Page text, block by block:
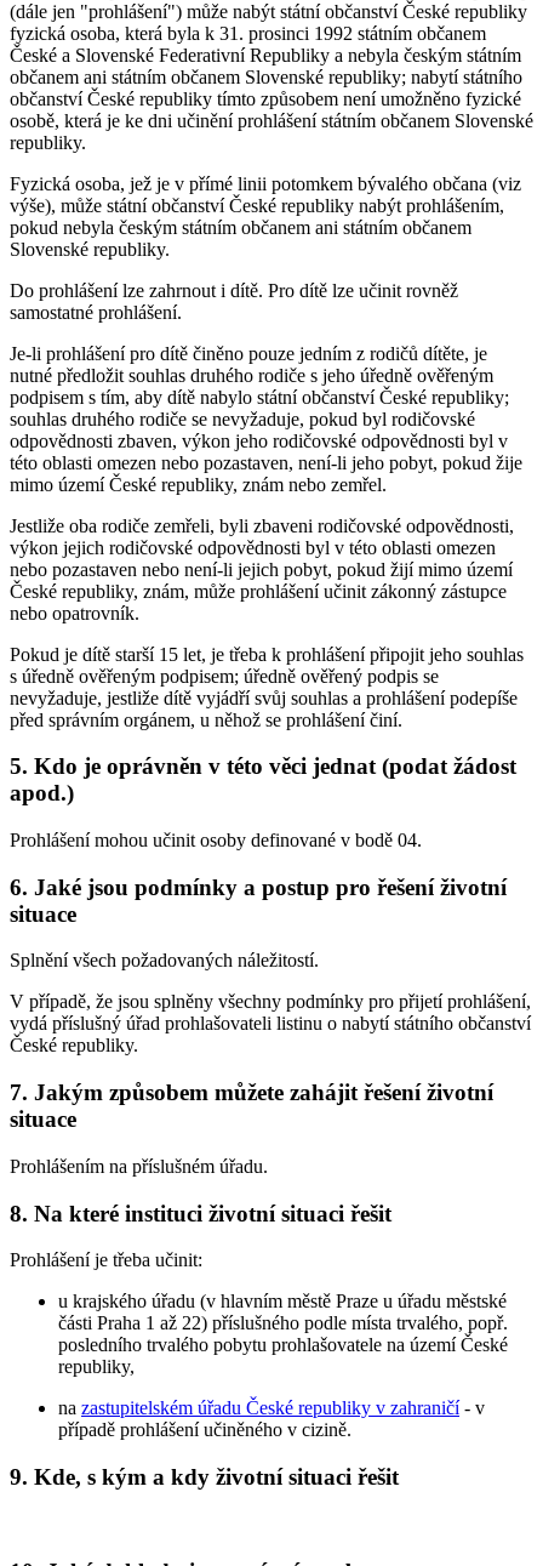
(dále jen "prohlášení") může nabýt státní občanství České republiky
fyzická osoba, která byla k 31. prosinci 1992 státním občanem
České a Slovenské Federativní Republiky a nebyla českým státním
občanem ani státním občanem Slovenské republiky; nabytí státního
občanství České republiky tímto způsobem není umožněno fyzické
osobě, která je ke dni učinění prohlášení státním občanem Slovenské
republiky.
Fyzická osoba, jež je v přímé linii potomkem bývalého občana (viz
výše), může státní občanství České republiky nabýt prohlášením,
pokud nebyla českým státním občanem ani státním občanem
Slovenské republiky.
Do prohlášení lze zahrnout i dítě. Pro dítě lze učinit rovněž
samostatné prohlášení.
Je-li prohlášení pro dítě činěno pouze jedním z rodičů dítěte, je
nutné předložit souhlas druhého rodiče s jeho úředně ověřeným
podpisem s tím, aby dítě nabylo státní občanství České republiky;
souhlas druhého rodiče se nevyžaduje, pokud byl rodičovské
odpovědnosti zbaven, výkon jeho rodičovské odpovědnosti byl v
této oblasti omezen nebo pozastaven, není-li jeho pobyt, pokud žije
mimo území České republiky, znám nebo zemřel.
Jestliže oba rodiče zemřeli, byli zbaveni rodičovské odpovědnosti,
výkon jejich rodičovské odpovědnosti byl v této oblasti omezen
nebo pozastaven nebo není-li jejich pobyt, pokud žijí mimo území
České republiky, znám, může prohlášení učinit zákonný zástupce
nebo opatrovník.
Pokud je dítě starší 15 let, je třeba k prohlášení připojit jeho souhlas
s úředně ověřeným podpisem; úředně ověřený podpis se
nevyžaduje, jestliže dítě vyjádří svůj souhlas a prohlášení podepíše
před správním orgánem, u něhož se prohlášení činí.
5. Kdo je oprávněn v této věci jednat (podat žádost
apod.)
Prohlášení mohou učinit osoby definované v bodě 04.
6. Jaké jsou podmínky a postup pro řešení životní
situace
Splnění všech požadovaných náležitostí.
V případě, že jsou splněny všechny podmínky pro přijetí prohlášení,
vydá příslušný úřad prohlašovateli listinu o nabytí státního občanství
České republiky.
7. Jakým způsobem můžete zahájit řešení životní
situace
Prohlášením na příslušném úřadu.
8. Na které instituci životní situaci řešit
Prohlášení je třeba učinit:
u krajského úřadu (v hlavním městě Praze u úřadu městské
části Praha 1 až 22) příslušného podle místa trvalého, popř.
posledního trvalého pobytu prohlašovatele na území České
republiky,
na zastupitelském úřadu České republiky v zahraničí- v
případě prohlášení učiněného v cizině.
9. Kde, s kým a kdy životní situaci řešit